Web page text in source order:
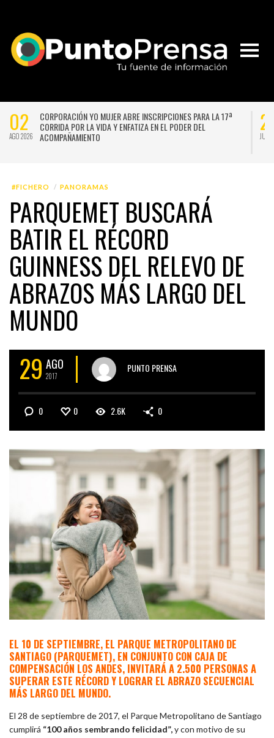
02
AGO 2026
CORPORACIÓN YO MUJER ABRE INSCRIPCIONES PARA LA 17ª
CORRIDA POR LA VIDA Y ENFATIZA EN EL PODER DEL
ACOMPAÑAMIENTO
JUL
#FICHERO PANORAMAS
PARQUEMET BUSCARÁ
BATIR EL RÉCORD
GUINNESS DEL RELEVO DE
ABRAZOS MÁS LARGO DEL
MUNDO
29 AGO
2017
PUNTO PRENSA
0 0 2.6K 0
EL 10 DE SEPTIEMBRE, EL PARQUE METROPOLITANO DE
SANTIAGO (PARQUEMET), EN CONJUNTO CON CAJA DE
COMPENSACIÓN LOS ANDES, INVITARÁ A 2.500 PERSONAS A
SUPERAR ESTE RÉCORD Y LOGRAR EL ABRAZO SECUENCIAL
MÁS LARGO DEL MUNDO.
El 28 de septiembre de 2017, el Parque Metropolitano de Santiago
cumplirá “100 años sembrando felicidad”,y con motivo de su